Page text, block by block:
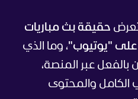
حقيقة بث مباريات
، وما الذي
عبر المنصة،
الكامل والمحتوى